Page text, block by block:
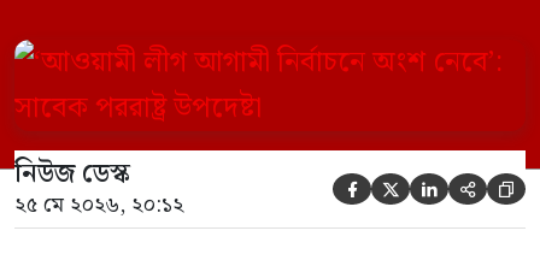
নির্বাচনে অংশ নেবে। সম্প্রতি দেশের একটি
বেসরকারি টেলিভিশনে দেয়া সাক্ষাৎকারে তিনি
এসব কথা বলেন। আওয়ামী লীগ সরকারের সময়
হওয়া অত্যাচার-নিপীড়ন মানুষ ভুলে যাবে এমন
[…]
নিউজ ডেস্ক
২৫ মে ২০২৬, ২০:১২     